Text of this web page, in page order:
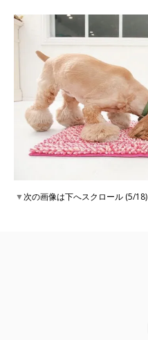
▼次の画像は下へスクロール (5/18)